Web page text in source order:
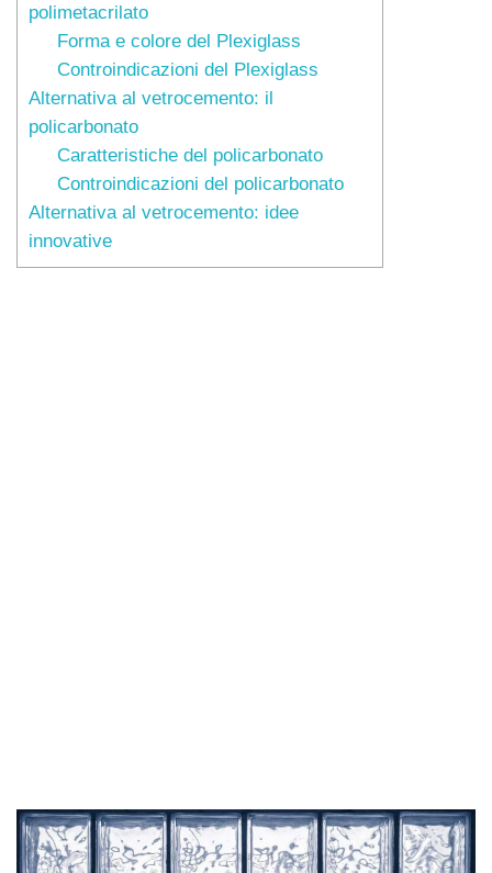
polimetacrilato
Forma e colore del Plexiglass
Controindicazioni del Plexiglass
Alternativa al vetrocemento: il
policarbonato
Caratteristiche del policarbonato
Controindicazioni del policarbonato
Alternativa al vetrocemento: idee
innovative